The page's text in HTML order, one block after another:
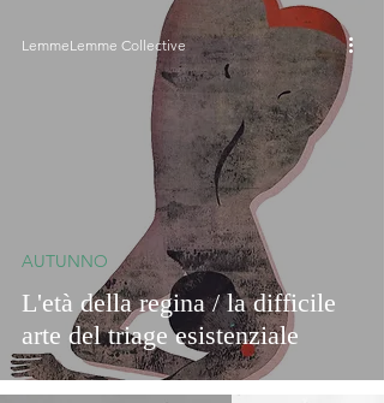
L'età della regina / la difficile
arte del triage esistenziale
AUTUNNO
LemmeLemme Collective